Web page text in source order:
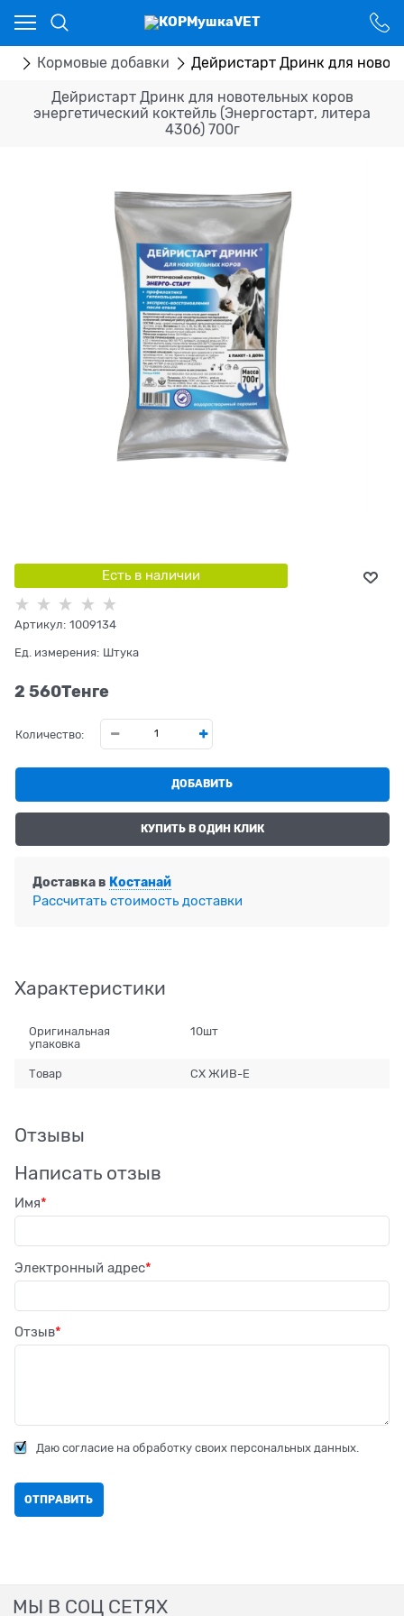
Кормовые добавки Дейристарт Дринк для
Дейристарт Дринк для новотельных коров
энергетический коктейль (Энергостарт, литера
4306) 700г
Есть в наличии
Артикул: 1009134
Ед. измерения: Штука
2 560Tенге
Количество:
ДОБАВИТЬ
КУПИТЬ В ОДИН КЛИК
Доставка в Костанай
Рассчитать стоимость доставки
Характеристики
Оригинальная
упаковка
10шт
Товар СХ ЖИВ-Е
Отзывы
Написать отзыв
Имя
Электронный адрес
Отзыв
Даю согласие на обработку своих персональных данных.
МЫ В СОЦ СЕТЯХ
Ваш город - Костанай,
угадали?